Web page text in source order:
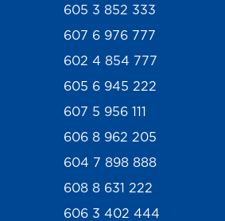
605 3 852 333
607 6 976 777
602 4 854 777
605 6 945 222
607 5 956 111
606 8 962 205
604 7 898 888
608 8 631 222
606 3 402 444